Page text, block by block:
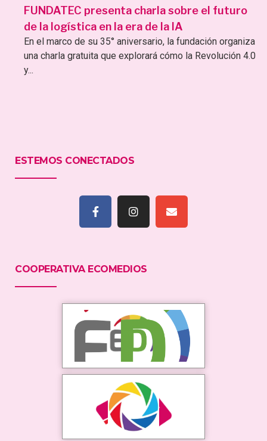
FUNDATEC presenta charla sobre el futuro
de la logística en la era de la IA
En el marco de su 35° aniversario, la fundación organiza
una charla gratuita que explorará cómo la Revolución 4.0
y...
ESTEMOS CONECTADOS
COOPERATIVA ECOMEDIOS